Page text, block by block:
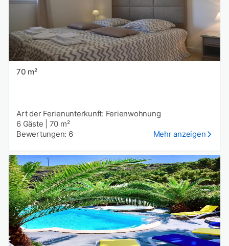
70 m²
Art der Ferienunterkunft: Ferienwohnung
6 Gäste
70 m²
Bewertungen: 6
Mehr anzeigen